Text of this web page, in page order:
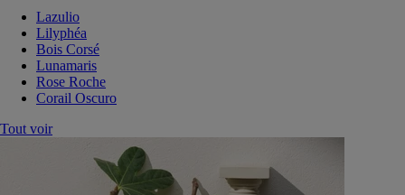
Lazulio
Lilyphéa
Bois Corsé
Lunamaris
Rose Roche
Corail Oscuro
Tout voir